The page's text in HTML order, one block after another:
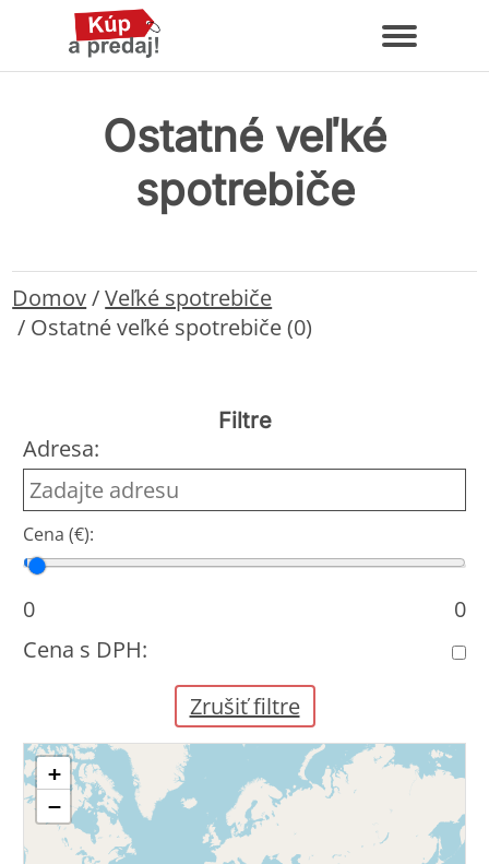
Ostatné veľké
spotrebiče
Domov/Veľké spotrebiče
/ Ostatné veľké spotrebiče (0)
Filtre
Adresa:
Cena (€):
Cena od
Cena do
0
0
Cena s DPH:
Zrušiť filtre
+
−